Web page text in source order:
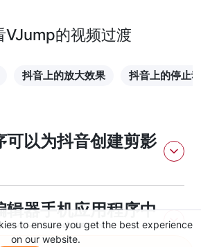
VJump的视频过渡
抖音上的放大效果 抖音上的停止
可以为抖音创建剪影
辑器手机应用程序中
影挑战编辑？
to ensure you get the best experience
on our website.